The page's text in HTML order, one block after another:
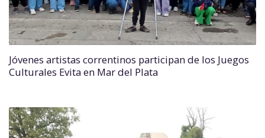
Jóvenes artistas correntinos participan de los Juegos
Culturales Evita en Mar del Plata